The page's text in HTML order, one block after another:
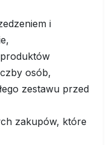
i
produktów
osób,
zestawu przed
zakupów, które